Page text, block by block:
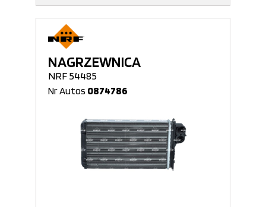
NAGRZEWNICA
NRF 54485
Nr Autos 0874786